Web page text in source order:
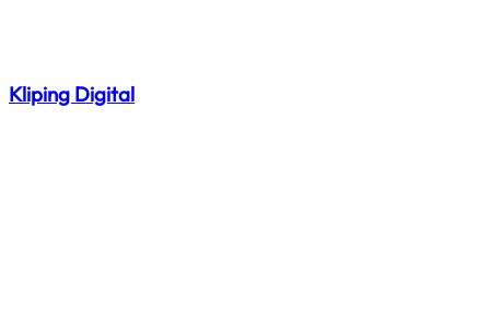
Kliping Digital